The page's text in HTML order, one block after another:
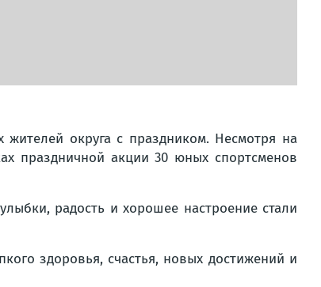
округа с праздником. Несмотря на
праздничной акции 30 юных спортсменов
радость и хорошее настроение стали
здоровья, счастья, новых достижений и